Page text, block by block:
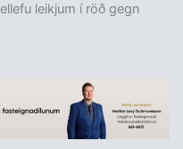
leikjum í röð gegn